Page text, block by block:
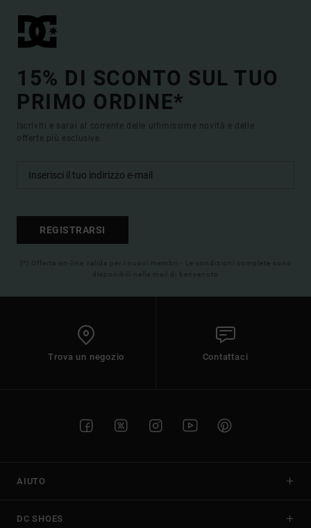
15% DI SCONTO SUL TUO
PRIMO ORDINE*
Iscriviti e sarai al corrente delle ultimissime novità e delle
offerte più esclusive.
REGISTRARSI
(*) Offerta on-line valida per i nuovi membri - Le condizioni complete sono
disponibili nella mail di benvenuto
Trova un negozio Contattaci
AIUTO
DC SHOES